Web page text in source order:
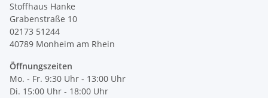
Stoffhaus Hanke
Grabenstraße 10
02173 51244
40789 Monheim am Rhein
Öffnungszeiten
Mo. - Fr. 9:30 Uhr - 13:00 Uhr
Di. 15:00 Uhr - 18:00 Uhr